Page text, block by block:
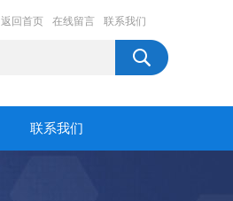
返回首页 在线留言 联系我们
联系我们